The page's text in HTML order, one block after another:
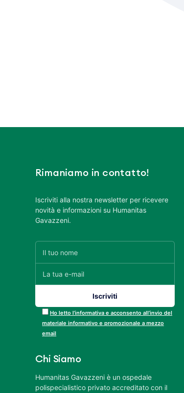
Rimaniamo in contatto!
Iscriviti alla nostra newsletter per ricevere
novità e informazioni su Humanitas
Gavazzeni.
Ho letto l’informativa e acconsento all’invio del
materiale informativo e promozionale a mezzo
email
Chi Siamo
Humanitas Gavazzeni è un ospedale
polispecialistico privato accreditato con il